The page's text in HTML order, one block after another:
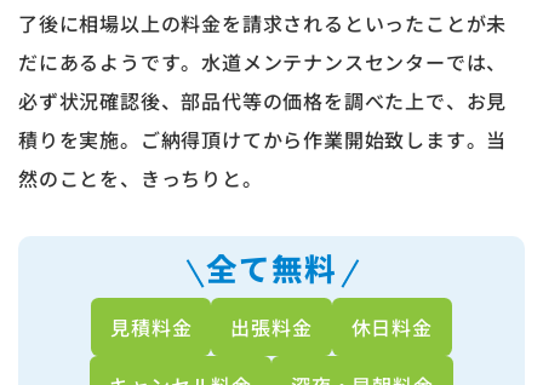
了後に相場以上の料金を請求されるといったことが未
だにあるようです。水道メンテナンスセンターでは、
必ず状況確認後、部品代等の価格を調べた上で、お見
積りを実施。ご納得頂けてから作業開始致します。当
然のことを、きっちりと。
見積料金 出張料金
休日料金
全て無料